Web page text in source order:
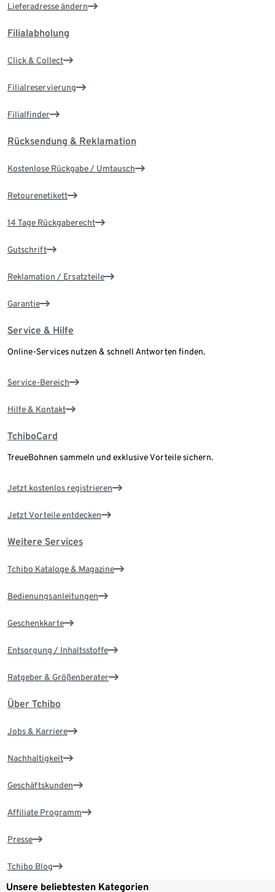
Lieferadresse ändern
Filialabholung
Click & Collect
Filialreservierung
Filialfinder
Rücksendung & Reklamation
Kostenlose Rückgabe / Umtausch
Retourenetikett
14 Tage Rückgaberecht
Gutschrift
Reklamation / Ersatzteile
Garantie
Service & Hilfe
Online-Services nutzen & schnell Antworten finden.
Service-Bereich
Hilfe & Kontakt
TchiboCard
TreueBohnen sammeln und exklusive Vorteile sichern.
Jetzt kostenlos registrieren
Jetzt Vorteile entdecken
Weitere Services
Tchibo Kataloge & Magazine
Bedienungsanleitungen
Geschenkkarte
Entsorgung / Inhaltsstoffe
Ratgeber & Größenberater
Über Tchibo
Jobs & Karriere
Nachhaltigkeit
Geschäftskunden
Affiliate Programm
Presse
Tchibo Blog
Unsere beliebtesten Kategorien